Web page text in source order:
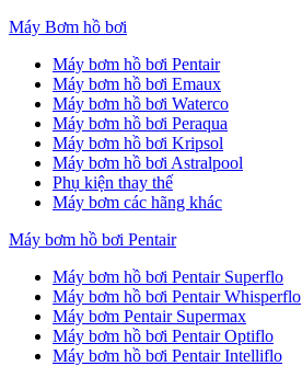
Máy Bơm hồ bơi
Máy bơm hồ bơi Pentair
Máy bơm hồ bơi Emaux
Máy bơm hồ bơi Waterco
Máy bơm hồ bơi Peraqua
Máy bơm hồ bơi Kripsol
Máy bơm hồ bơi Astralpool
Phụ kiện thay thế
Máy bơm các hãng khác
Máy bơm hồ bơi Pentair
Máy bơm hồ bơi Pentair Superflo
Máy bơm hồ bơi Pentair Whisperflo
Máy bơm Pentair Supermax
Máy bơm hồ bơi Pentair Optiflo
Máy bơm hồ bơi Pentair Intelliflo